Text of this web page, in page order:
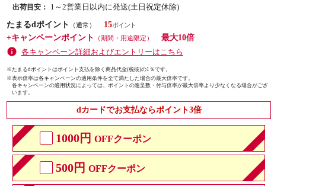
出荷目安：
1～2営業日以内に発送(土日祝定休除)
たまるdポイント
（通常）
15
+キャンペーンポイント
（期間・用途限定）
最大10倍
各キャンペーン詳細およびエントリーはこちら
※たまるdポイントはポイント支払を除く商品代金(税抜)の1％です。
※表示倍率は各キャンペーンの適用条件を全て満たした場合の最大倍率です。
各キャンペーンの適用状況によっては、ポイントの進呈数・付与倍率が最大倍率より少なくなる場合がござ
います。
dカードでお支払ならポイント3倍
1000円 OFFクーポン
500円 OFFクーポン